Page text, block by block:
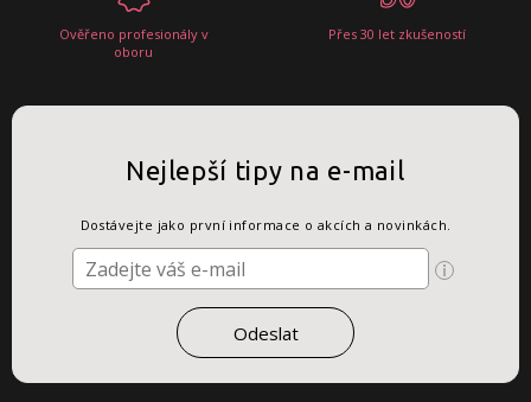
Ověřeno profesionály v
oboru
Přes 30 let zkušeností
Nejlepší tipy na e-mail
Dostávejte jako první informace o akcích a novinkách.